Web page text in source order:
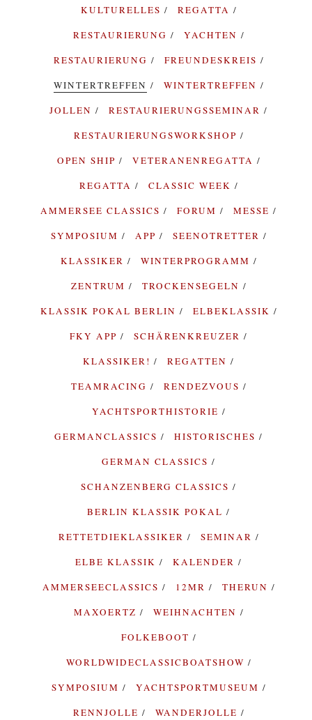
KULTURELLES
REGATTA
RESTAURIERUNG
YACHTEN
RESTAURIERUNG
FREUNDESKREIS
WINTERTREFFEN
WINTERTREFFEN
JOLLEN
RESTAURIERUNGSSEMINAR
RESTAURIERUNGSWORKSHOP
OPEN SHIP
VETERANENREGATTA
REGATTA
CLASSIC WEEK
AMMERSEE CLASSICS
FORUM
MESSE
SYMPOSIUM
APP
SEENOTRETTER
KLASSIKER
WINTERPROGRAMM
ZENTRUM
TROCKENSEGELN
KLASSIK POKAL BERLIN
ELBEKLASSIK
FKY APP
SCHÄRENKREUZER
KLASSIKER!
REGATTEN
TEAMRACING
RENDEZVOUS
YACHTSPORTHISTORIE
GERMANCLASSICS
HISTORISCHES
GERMAN CLASSICS
SCHANZENBERG CLASSICS
BERLIN KLASSIK POKAL
RETTETDIEKLASSIKER
SEMINAR
ELBE KLASSIK
KALENDER
AMMERSEECLASSICS
12MR
THERUN
MAXOERTZ
WEIHNACHTEN
FOLKEBOOT
WORLDWIDECLASSICBOATSHOW
SYMPOSIUM
YACHTSPORTMUSEUM
RENNJOLLE
WANDERJOLLE